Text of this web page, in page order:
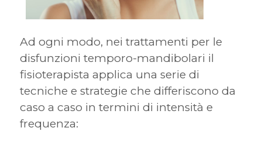
Ad ogni modo, nei trattamenti per le
disfunzioni temporo-mandibolari il
fisioterapista applica una serie di
tecniche e strategie che differiscono da
caso a caso in termini di intensità e
frequenza: